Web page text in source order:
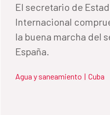
El secretario de
Internacional
la buena marcha del
España.
Agua y saneamiento | Cuba